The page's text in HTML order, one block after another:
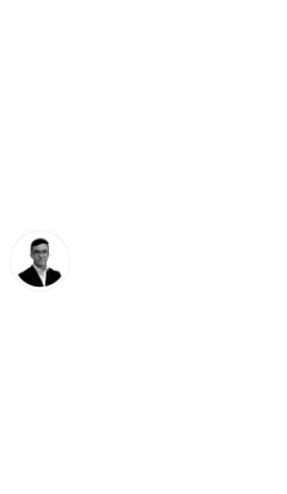
El candidato de Adelante Andalucía, José